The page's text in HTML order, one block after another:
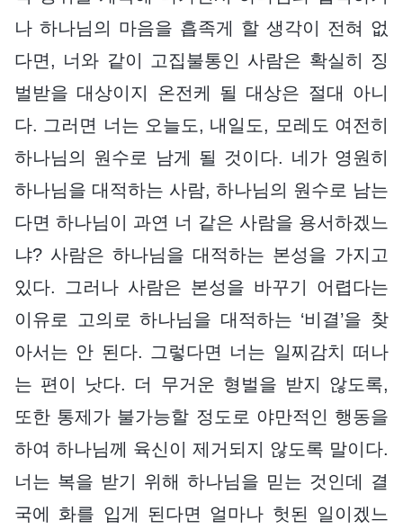
나 하나님의 마음을 흡족게 할 생각이 전혀 없
다면, 너와 같이 고집불통인 사람은 확실히 징
벌받을 대상이지 온전케 될 대상은 절대 아니
다. 그러면 너는 오늘도, 내일도, 모레도 여전히
하나님의 원수로 남게 될 것이다. 네가 영원히
하나님을 대적하는 사람, 하나님의 원수로 남는
다면 하나님이 과연 너 같은 사람을 용서하겠느
냐? 사람은 하나님을 대적하는 본성을 가지고
있다. 그러나 사람은 본성을 바꾸기 어렵다는
이유로 고의로 하나님을 대적하는 ‘비결’을 찾
아서는 안 된다. 그렇다면 너는 일찌감치 떠나
는 편이 낫다. 더 무거운 형벌을 받지 않도록,
또한 통제가 불가능할 정도로 야만적인 행동을
하여 하나님께 육신이 제거되지 않도록 말이다.
너는 복을 받기 위해 하나님을 믿는 것인데 결
국에 화를 입게 된다면 얼마나 헛된 일이겠느